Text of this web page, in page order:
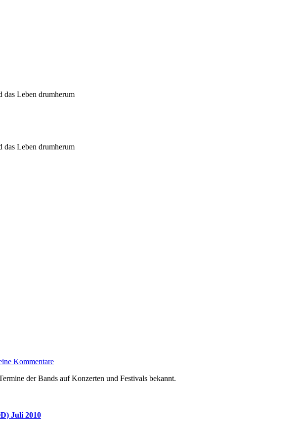
das Leben drumherum
das Leben drumherum
Kommentare
der Bands auf Konzerten und Festivals bekannt.
Juli 2010